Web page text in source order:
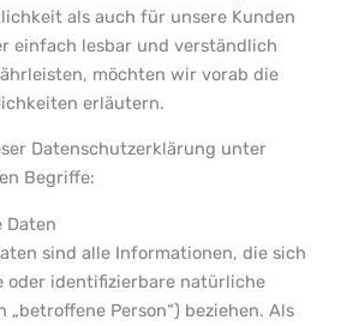
als auch für unsere Kunden
einfach lesbar und verständlich
möchten wir vorab die
erläutern.
Datenschutzerklärung unter
Begriffe:
Daten
sind alle Informationen, die sich
oder identifizierbare natürliche
„betroffene Person“) beziehen. Als